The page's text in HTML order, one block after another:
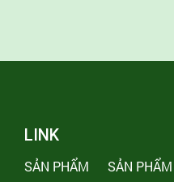
LINK
SẢN PHẨM SẢN